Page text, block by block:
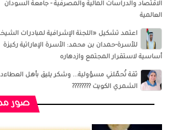
الاقتصاد والدراسات المالية والمصرفية - جامعة السودان
العالمية
اعتمد تشكيل «اللجنة الإشرافية لمبادرات
للأسرة-حمدان بن محمد: الأسرة الإماراتية ركيزة
أساسية لاستقرار المجتمع وازدهاره
ثقة تُحمّلني مسؤولية... وشكر يليق بأهل
الشمري الكويت ????????
صور